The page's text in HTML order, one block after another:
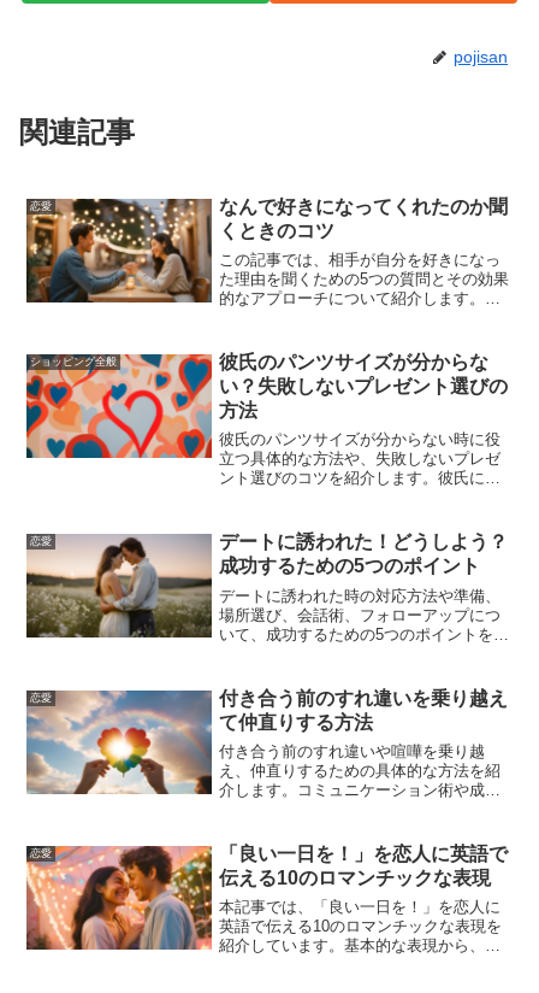
pojisan
関連記事
恋愛
なんで好きになってくれたのか聞
くときのコツ
この記事では、相手が自分を好きになっ
た理由を聞くための5つの質問とその効果
的なアプローチについて紹介します。こ
ょう。
ショッピング全般
彼氏のパンツサイズが分からな
い？失敗しないプレゼント選びの
方法
彼氏のパンツサイズが分からない時に役
立つ具体的な方法や、失敗しないプレゼ
ント選びのコツを紹介します。彼氏にぴ
す。
恋愛
デートに誘われた！どうしよう？
成功するための5つのポイント
デートに誘われた時の対応方法や準備、
場所選び、会話術、フォローアップにつ
いて、成功するための5つのポイントを紹
う！
恋愛
付き合う前のすれ違いを乗り越え
て仲直りする方法
付き合う前のすれ違いや喧嘩を乗り越
え、仲直りするための具体的な方法を紹
介します。コミュニケーション術や成功
恋愛
「良い一日を！」を恋人に英語で
伝える10のロマンチックな表現
本記事では、「良い一日を！」を恋人に
英語で伝える10のロマンチックな表現を
紹介しています。基本的な表現から、朝